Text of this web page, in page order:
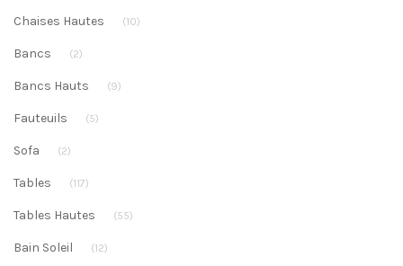
Chaises Hautes (10)
Bancs (2)
Bancs Hauts (9)
Fauteuils (5)
Sofa (2)
Tables (117)
Tables Hautes (55)
Bain Soleil (12)